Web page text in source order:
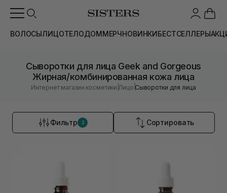
ВОЛОСЫЛИЦОТЕЛОДОММЕРЧНОВИНКИБЕСТСЕЛЛЕРЫ
Сыворотки для лица Geek and Gorgeous
Жирная/комбинированная кожа лица
Интернет магазин косметики |Лицо |Сыворотки для лица
Фильтр 2 Сортировать